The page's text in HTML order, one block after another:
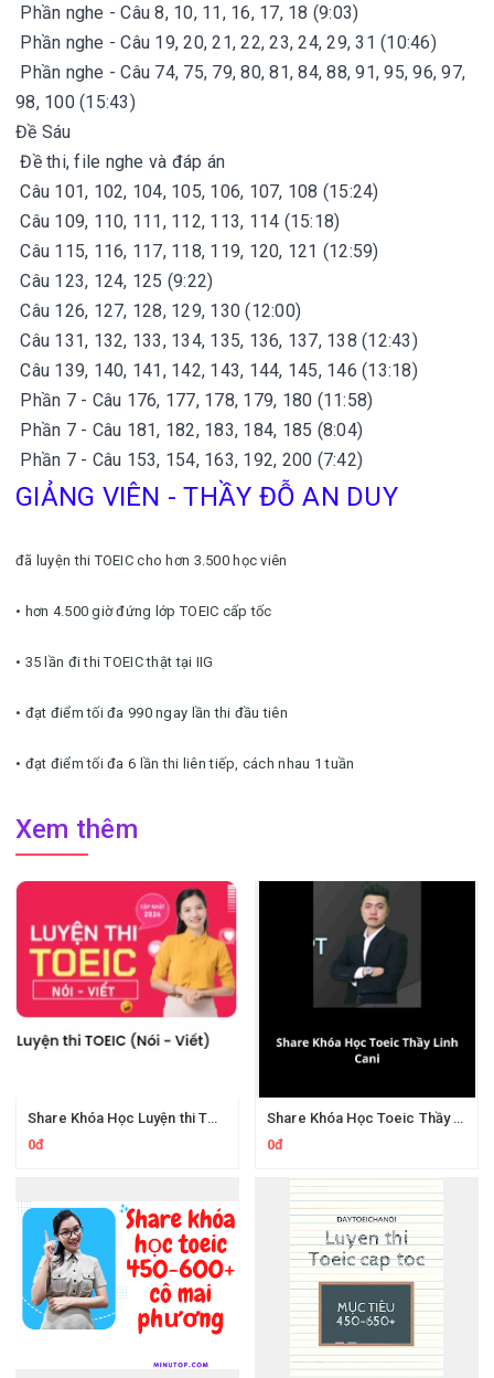
Phần nghe - Câu 8, 10, 11, 16, 17, 18 (9:03)
Phần nghe - Câu 19, 20, 21, 22, 23, 24, 29, 31 (10:46)
Phần nghe - Câu 74, 75, 79, 80, 81, 84, 88, 91, 95, 96, 97,
98, 100 (15:43)
Đề Sáu
Đề thi, file nghe và đáp án
Câu 101, 102, 104, 105, 106, 107, 108 (15:24)
Câu 109, 110, 111, 112, 113, 114 (15:18)
Câu 115, 116, 117, 118, 119, 120, 121 (12:59)
Câu 123, 124, 125 (9:22)
Câu 126, 127, 128, 129, 130 (12:00)
Câu 131, 132, 133, 134, 135, 136, 137, 138 (12:43)
Câu 139, 140, 141, 142, 143, 144, 145, 146 (13:18)
Phần 7 - Câu 176, 177, 178, 179, 180 (11:58)
Phần 7 - Câu 181, 182, 183, 184, 185 (8:04)
Phần 7 - Câu 153, 154, 163, 192, 200 (7:42)
GIẢNG VIÊN - THẦY ĐỖ AN DUY
đã luyện thi TOEIC cho hơn 3.500 học viên
• hơn 4.500 giờ đứng lớp TOEIC cấp tốc
• 35 lần đi thi TOEIC thật tại IIG
• đạt điểm tối đa 990 ngay lần thi đầu tiên
• đạt điểm tối đa 6 lần thi liên tiếp, cách nhau 1 tuần
Xem thêm
Share Khóa Học Luyện thi TOEIC Nói Viết Cô Mai Phương
0đ
Share Khóa Học Toeic Thầy Linh Cani
0đ